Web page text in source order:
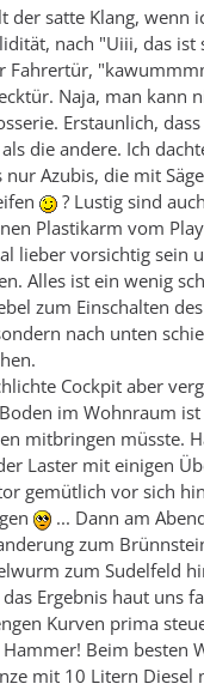
satte Klang, wenn
nach "Uiii, das
Fahrertür,
Naja, man kann
Erstaunlich,
die andere. Ich
Azubis, die mit
? Lustig sind
Plastikarm vom
lieber vorsichtig sein
Alles ist ein wenig
zum Einschalten
nach unten
Cockpit aber
im Wohnraum
mitbringen müsste.
Laster mit einigen
gemütlich vor sich
... Dann am
zum
zum Sudelfeld
Ergebnis haut uns
Kurven prima
Beim besten
mit 10 Litern Diesel